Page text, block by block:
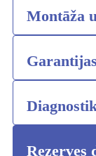
Montāža
Rezerves